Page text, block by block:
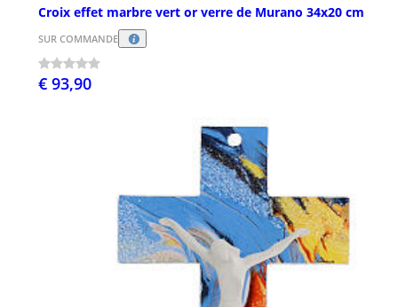
Croix effet marbre vert or verre de Murano 34x20 cm
SUR COMMANDE
€ 93,90